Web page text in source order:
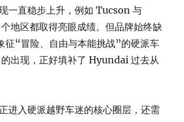
一直稳步上升，例如 Tucson 与
地区都取得亮眼成绩。但品牌始终缺
征“冒险、自由与本能挑战”的硬派车
出现，正好填补了 Hyundai 过去从
进入硬派越野车迷的核心圈层，还需